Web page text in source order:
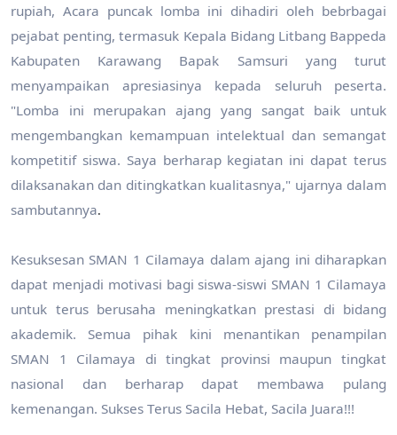
rupiah, Acara puncak lomba ini dihadiri oleh bebrbagai
pejabat penting, termasuk Kepala Bidang Litbang Bappeda
Kabupaten Karawang Bapak Samsuri yang turut
menyampaikan apresiasinya kepada seluruh peserta.
"Lomba ini merupakan ajang yang sangat baik untuk
mengembangkan kemampuan intelektual dan semangat
kompetitif siswa. Saya berharap kegiatan ini dapat terus
dilaksanakan dan ditingkatkan kualitasnya," ujarnya dalam
sambutannya.
Kesuksesan SMAN 1 Cilamaya dalam ajang ini diharapkan
dapat menjadi motivasi bagi siswa-siswi SMAN 1 Cilamaya
untuk terus berusaha meningkatkan prestasi di bidang
akademik. Semua pihak kini menantikan penampilan
SMAN 1 Cilamaya di tingkat provinsi maupun tingkat
nasional dan berharap dapat membawa pulang
kemenangan. Sukses Terus Sacila Hebat, Sacila Juara!!!